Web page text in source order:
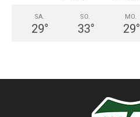
SA.
29°
SO.
33°
MO.
29°